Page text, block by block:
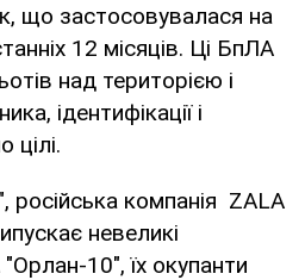
що застосовувалася на
12 місяців. Ці БпЛА
над територією і
ідентифікації і
цілі.
російська компанія ZALA
невеликі
10", їх окупанти